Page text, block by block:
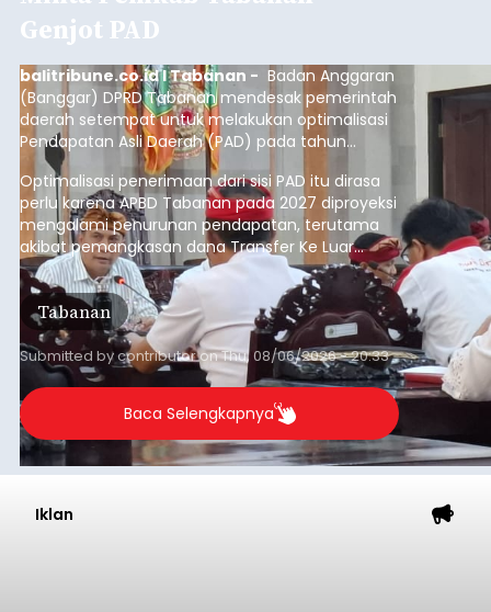
Genjot PAD
balitribune.co.id I Tabanan - Badan Anggaran
(Banggar) DPRD Tabanan mendesak pemerintah
daerah setempat untuk melakukan optimalisasi
Pendapatan Asli Daerah (PAD) pada tahun
anggaran 2027.
Optimalisasi penerimaan dari sisi PAD itu dirasa
perlu karena APBD Tabanan pada 2027 diproyeksi
mengalami penurunan pendapatan, terutama
akibat pemangkasan dana Transfer Ke Luar
Daerah (TKD) dari pemerintah pusat.
Tabanan
Submitted bycontributoronThu, 08/06/2026 - 20:33
Baca Selengkapnya
Iklan